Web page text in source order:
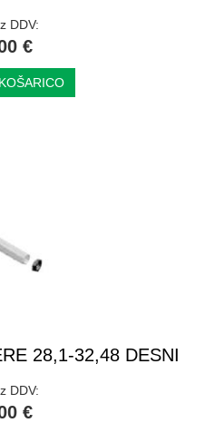
DDV:
€
28,1-32,48 DESNI
DDV:
€